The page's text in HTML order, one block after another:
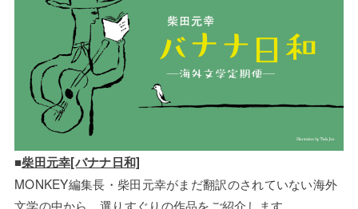
■柴田元幸[バナナ日和]
MONKEY編集長・柴田元幸がまだ翻訳のされていない海外
文学の中から、選りすぐりの作品をご紹介します